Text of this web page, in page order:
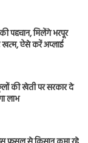
पहचान, मिलेंगे भरपूर
खत्म, ऐसे करें अप्लाई
की खेती पर सरकार दे
लाभ